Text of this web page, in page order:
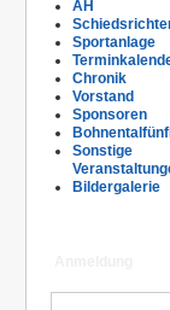
AH
Sportanlage
Chronik
Vorstand
Sponsoren
Sonstige
Bildergalerie